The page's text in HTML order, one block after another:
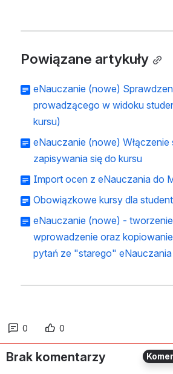
Powiązane artykuły
eNauczanie (nowe)
prowadzącego w widoku
kursu)
eNauczanie (nowe) Włączenie
zapisywania się do kursu
Import ocen z eNauczania do
Obowiązkowe kursy dla
eNauczanie (nowe) -
wprowadzenie oraz
pytań ze "starego" eNauczania
0 0
Brak komentarzy